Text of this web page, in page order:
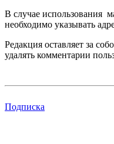
В случае использования
необходимо указывать
Редакция оставляет за
удалять комментарии
Подписка